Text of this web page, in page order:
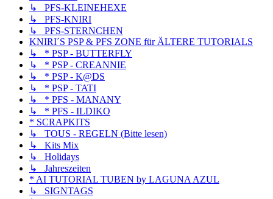
↳ PFS-KLEINEHEXE
↳ PFS-KNIRI
↳ PFS-STERNCHEN
KNIRI´S PSP & PFS ZONE für ÄLTERE TUTORIALS
↳ * PSP - BUTTERFLY
↳ * PSP - CREANNIE
↳ * PSP - K@DS
↳ * PSP - TATI
↳ * PFS - MANANY
↳ * PFS - ILDIKO
* SCRAPKITS
↳ TOUS - REGELN (Bitte lesen)
↳ Kits Mix
↳ Holidays
↳ Jahreszeiten
* AI TUTORIAL TUBEN by LAGUNA AZUL
↳ SIGNTAGS